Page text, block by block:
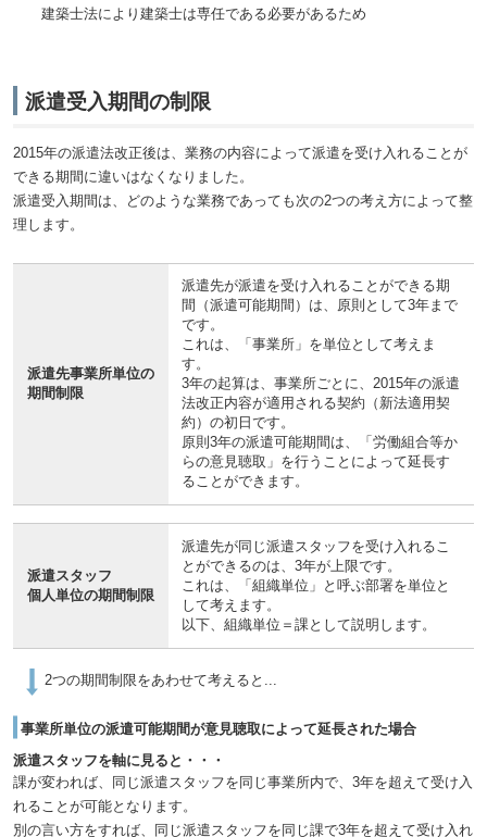
建築士法により建築士は専任である必要があるため
派遣受入期間の制限
2015年の派遣法改正後は、業務の内容によって派遣を受け入れることが
できる期間に違いはなくなりました。
派遣受入期間は、どのような業務であっても次の2つの考え方によって整
理します。
派遣先事業所単位の
期間制限
派遣先が派遣を受け入れることができる期
間（派遣可能期間）は、原則として3年まで
です。
これは、「事業所」を単位として考えま
す。
3年の起算は、事業所ごとに、2015年の派遣
法改正内容が適用される契約（新法適用契
約）の初日です。
原則3年の派遣可能期間は、「労働組合等か
らの意見聴取」を行うことによって延長す
ることができます。
派遣スタッフ
個人単位の期間制限
派遣先が同じ派遣スタッフを受け入れるこ
とができるのは、3年が上限です。
これは、「組織単位」と呼ぶ部署を単位と
して考えます。
以下、組織単位＝課として説明します。
2つの期間制限をあわせて考えると...
事業所単位の派遣可能期間が意見聴取によって延長された場合
派遣スタッフを軸に見ると・・・
課が変われば、同じ派遣スタッフを同じ事業所内で、3年を超えて受け入
れることが可能となります。
別の言い方をすれば、同じ派遣スタッフを同じ課で3年を超えて受け入れ